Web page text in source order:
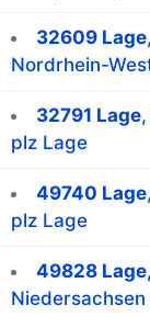
32609 Lage
Nordrhein-
32791 Lage
plz Lage
49740 Lage
plz Lage
49828
Niedersachsen